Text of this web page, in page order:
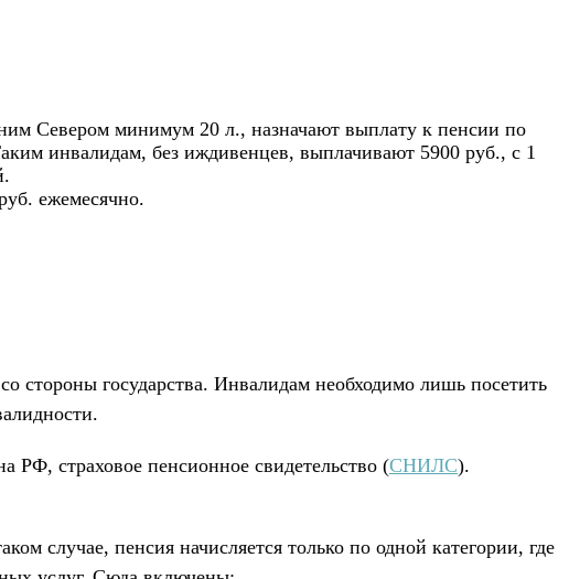
Севером минимум 20 л., назначают выплату к пенсии по
инвалидам, без иждивенцев, выплачивают 5900 руб., с 1
ежемесячно.
стороны государства. Инвалидам необходимо лишь посетить
РФ, страховое пенсионное свидетельство (СНИЛС).
случае, пенсия начисляется только по одной категории, где